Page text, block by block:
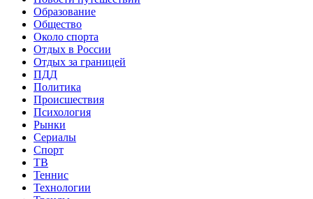
Образование
Общество
Около спорта
Отдых в России
Отдых за границей
ПДД
Политика
Происшествия
Психология
Рынки
Сериалы
Спорт
ТВ
Теннис
Технологии